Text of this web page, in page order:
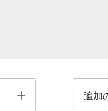
Toggle 追加